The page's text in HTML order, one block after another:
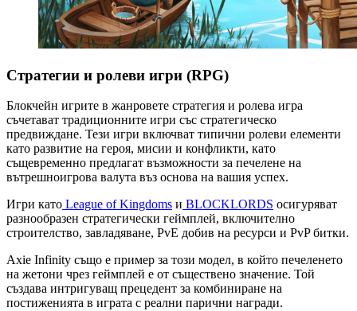
Стратегии и ролеви игри (RPG)
Блокчейн игрите в жанровете стратегия и ролева игра
съчетават традиционните игри със стратегическо
предвиждане. Тези игри включват типични ролеви елементи
като развитие на героя, мисии и конфликти, като
същевременно предлагат възможности за печелене на
вътрешноигрова валута въз основа на вашия успех.
Игри като League of Kingdoms и BLOCKLORDS осигуряват
разнообразен стратегически геймплей, включително
строителство, завладяване, PvE добив на ресурси и PvP битки.
Axie Infinity също е пример за този модел, в който печеленето
на жетони чрез геймплей е от съществено значение. Той
създава интригуващ прецедент за комбиниране на
постиженията в играта с реални парични награди.